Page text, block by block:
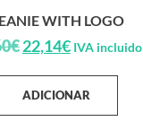
WITH LOGO
€22,14€ IVA incluido
ADICIONAR